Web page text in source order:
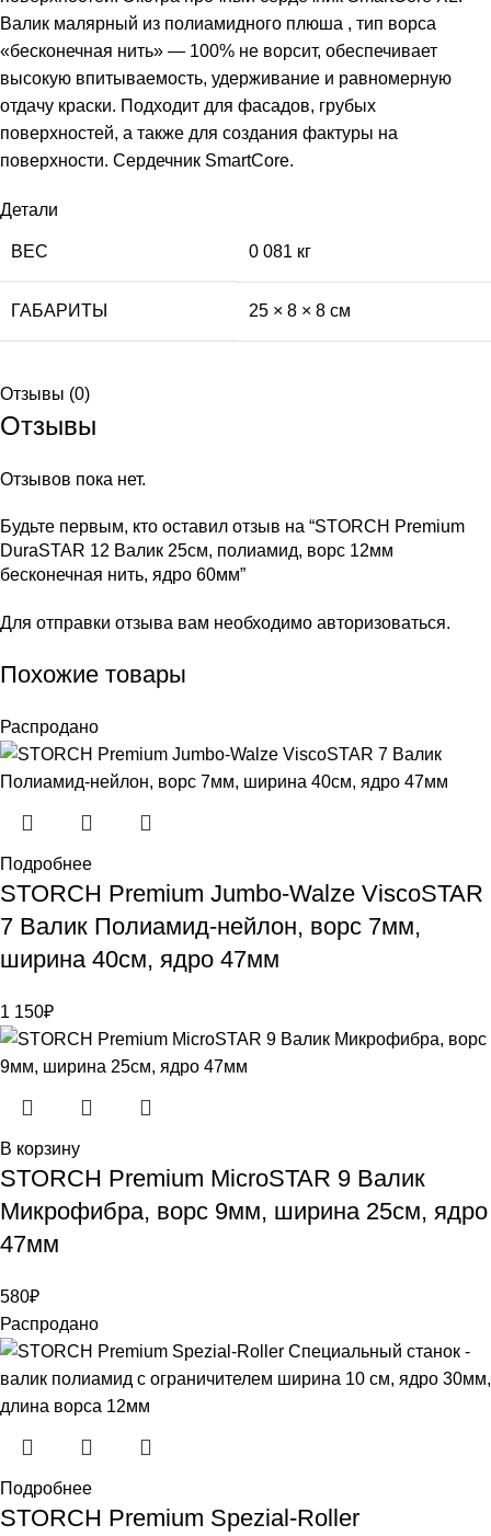
Валик малярный из полиамидного плюша , тип ворса
«бесконечная нить» — 100% не ворсит, обеспечивает
высокую впитываемость, удерживание и равномерную
отдачу краски. Подходит для фасадов, грубых
поверхностей, а также для создания фактуры на
поверхности. Сердечник SmartCore.
Детали
ВЕС 0 081 кг
ГАБАРИТЫ 25 × 8 × 8 см
Отзывы (0)
Отзывы
Отзывов пока нет.
Будьте первым, кто оставил отзыв на “STORCH Premium
DuraSTAR 12 Валик 25см, полиамид, ворс 12мм
бесконечная нить, ядро 60мм”
Для отправки отзыва вам необходимо авторизоваться.
Похожие товары
Распродано
Подробнее
STORCH Premium Jumbo-Walze ViscoSTAR
7 Валик Полиамид-нейлон, ворс 7мм,
ширина 40см, ядро 47мм
1 150₽
В корзину
STORCH Premium MicroSTAR 9 Валик
Микрофибра, ворс 9мм, ширина 25см, ядро
47мм
580₽
Распродано
Подробнее
STORCH Premium Spezial-Roller